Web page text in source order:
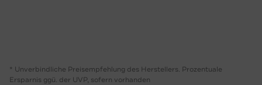
* Unverbindliche Preisempfehlung des Herstellers. Prozentuale
Ersparnis ggü. der UVP, sofern vorhanden